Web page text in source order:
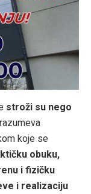
stroži su nego
koje se
obuku,
i fizičku
i realizaciju